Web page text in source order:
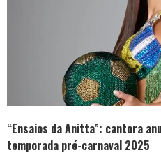
“Ensaios da Anitta”: cantora
temporada pré-carnaval 2025